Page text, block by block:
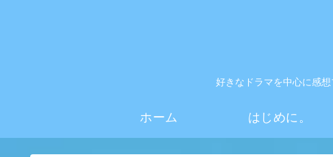
好きなドラマを中心に感
ホーム はじめに。